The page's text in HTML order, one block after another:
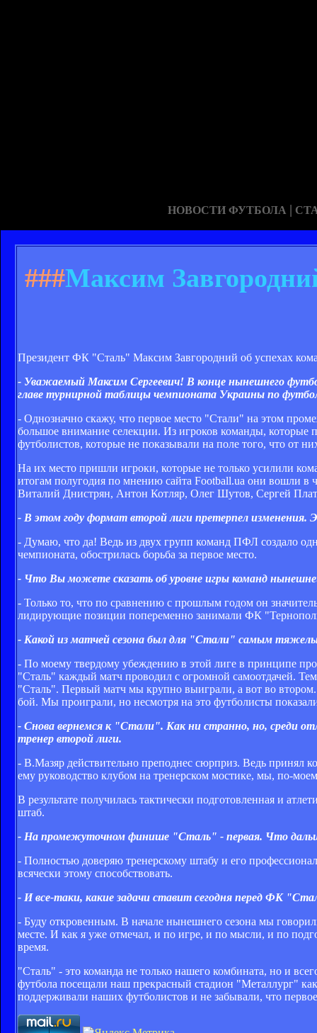
НОВОСТИ ФУТБОЛА |
###Максим
Президент ФК "Сталь" Максим Завгородний об успехах
- Уважаемый Максим Сергеевич! В конце нынешнего
главе турнирной таблицы чемпионата Украины по
- Однозначно скажу, что первое место "Стали" на этом
большое внимание селекции. Из игроков команды, которые
футболистов, которые не показывали на поле того, что от
На их место пришли игроки, которые не только усилили
итогам полугодия по мнению сайта Football.ua они вошли
Виталий Днистрян, Антон Котляр, Олег Шутов, Сергей
- В этом году формат второй лиги претерпел
- Думаю, что да! Ведь из двух групп команд ПФЛ создало
чемпионата, обострилась борьба за первое место.
- Что Вы можете сказать об уровне игры команд
- Только то, что по сравнению с прошлым годом он
лидирующие позиции попеременно занимали ФК
- Какой из матчей сезона был для "Стали" самым
- По моему твердому убеждению в этой лиге в принципе
"Сталь" каждый матч проводил с огромной самоотдачей.
"Сталь". Первый матч мы крупно выиграли, а вот во
бой. Мы проиграли, но несмотря на это футболисты
- Снова вернемся к "Стали". Как ни странно, но, среди
тренер второй лиги.
- В.Мазяр действительно преподнес сюрприз. Ведь принял
ему руководство клубом на тренерском мостике, мы, по-
В результате получилась тактически подготовленная и
штаб.
- На промежуточном финише "Сталь" - первая. Что
- Полностью доверяю тренерскому штабу и его
всячески этому способствовать.
- И все-таки, какие задачи ставит сегодня перед ФК
- Буду откровенным. В начале нынешнего сезона мы
месте. И как я уже отмечал, и по игре, и по мысли, и по
время.
"Сталь" - это команда не только нашего комбината, но и
футбола посещали наш прекрасный стадион "Металлург"
поддерживали наших футболистов и не забывали, что